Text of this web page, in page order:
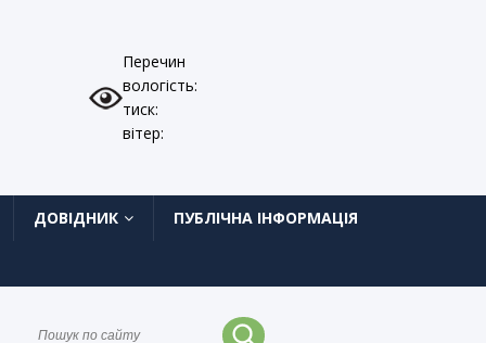
Перечин
вологість:
тиск:
вітер:
ДОВІДНИК ПУБЛІЧНА ІНФОРМАЦІЯ